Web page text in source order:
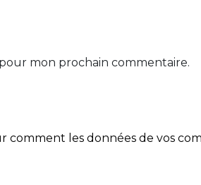
mon prochain commentaire.
comment les données de vos